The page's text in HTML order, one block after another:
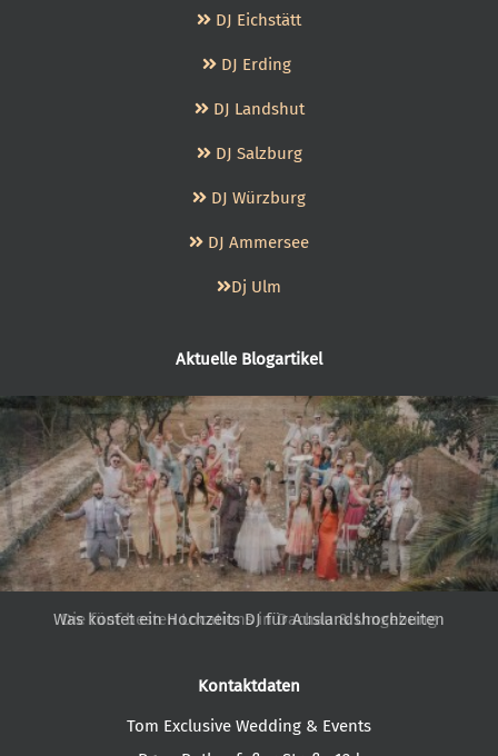
DJ Eichstätt
DJ Erding
DJ Landshut
DJ Salzburg
DJ Würzburg
DJ Ammersee
Dj Ulm
Aktuelle Blogartikel
Die fünf besten Locations in Dachau & Umgebung
Was kostet ein Hochzeits DJ für Auslandshochzeiten
Kontaktdaten
Tom Exclusive Wedding & Events